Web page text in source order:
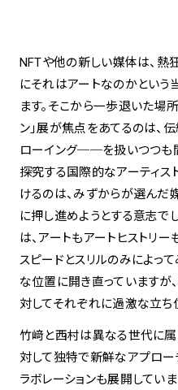
NFTや他の新しい媒体は、熱
にそれはアートなのかとい
ます。そこから一歩退いた場
ン」展が焦点をあてるのは、
ローイング──を扱いつつも
探究する国際的なアーティス
けるのは、みずからが選んだ
に押し進めようとする意志で
は、アートもアートヒストリ
スピードとスリルのみによっ
な位置に開き直っていますが
対してそれぞれに過激な立ち
竹﨑と西村は異なる世代に
対して独特で新鮮なアプロー
ラボレーションも展開していま